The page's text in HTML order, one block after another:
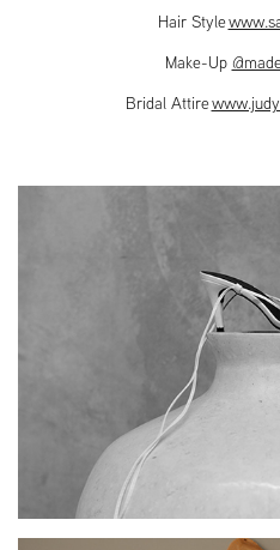
Hair Style
Make-Up
Bridal Attire